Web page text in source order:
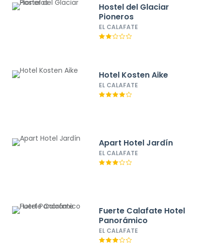
Hostel del Glaciar
Pioneros
EL CALAFATE
Hotel Kosten Aike
EL CALAFATE
Apart Hotel Jardín
EL CALAFATE
Fuerte Calafate Hotel
Panorámico
EL CALAFATE